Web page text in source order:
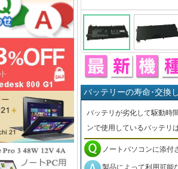
バッテリーの寿命･交換
バッテリが劣化して駆動時
ンで使用しているバッテリ
ノートパソコンに添付
製品によって利用可能